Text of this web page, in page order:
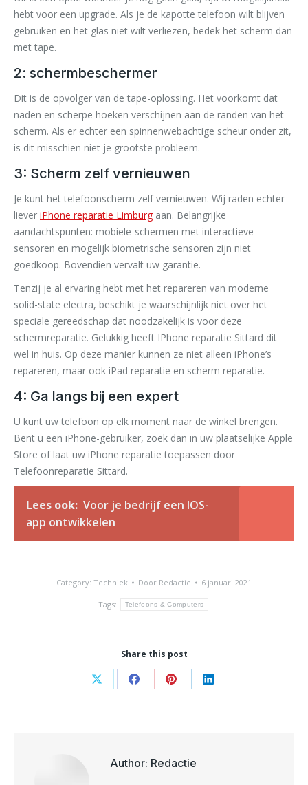
hebt voor een upgrade. Als je de kapotte telefoon wilt blijven
gebruiken en het glas niet wilt verliezen, bedek het scherm dan
met tape.
2: schermbeschermer
Dit is de opvolger van de tape-oplossing. Het voorkomt dat
naden en scherpe hoeken verschijnen aan de randen van het
scherm. Als er echter een spinnenwebachtige scheur onder zit,
is dit misschien niet je grootste probleem.
3: Scherm zelf vernieuwen
Je kunt het telefoonscherm zelf vernieuwen. Wij raden echter
liever iPhone reparatie Limburg aan. Belangrijke
aandachtspunten: mobiele-schermen met interactieve
sensoren en mogelijk biometrische sensoren zijn niet
goedkoop. Bovendien vervalt uw garantie.
Tenzij je al ervaring hebt met het repareren van moderne
solid-state electra, beschikt je waarschijnlijk niet over het
speciale gereedschap dat noodzakelijk is voor deze
schermreparatie. Gelukkig heeft IPhone reparatie Sittard dit
wel in huis. Op deze manier kunnen ze niet alleen iPhone’s
repareren, maar ook iPad reparatie en scherm reparatie.
4: Ga langs bij een expert
U kunt uw telefoon op elk moment naar de winkel brengen.
Bent u een iPhone-gebruiker, zoek dan in uw plaatselijke Apple
Store of laat uw iPhone reparatie toepassen door
Telefoonreparatie Sittard.
Lees ook: Voor je bedrijf een IOS-
app ontwikkelen
Category: Techniek Door Redactie 6 januari 2021
Tags: Telefoons & Computers
Share this post
Share Share Share Share
Author: Redactie